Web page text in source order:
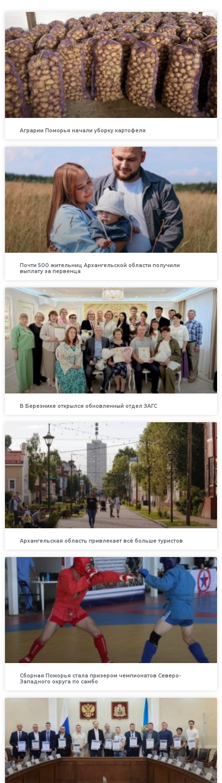
Аграрии Поморья начали уборку картофеля
Почти 500 жительниц Архангельской области получили
выплату за первенца
В Березнике открылся обновленный отдел ЗАГС
Архангельская область привлекает всё больше туристов
Сборная Поморья стала призером чемпионатов Северо-
Западного округа по самбо